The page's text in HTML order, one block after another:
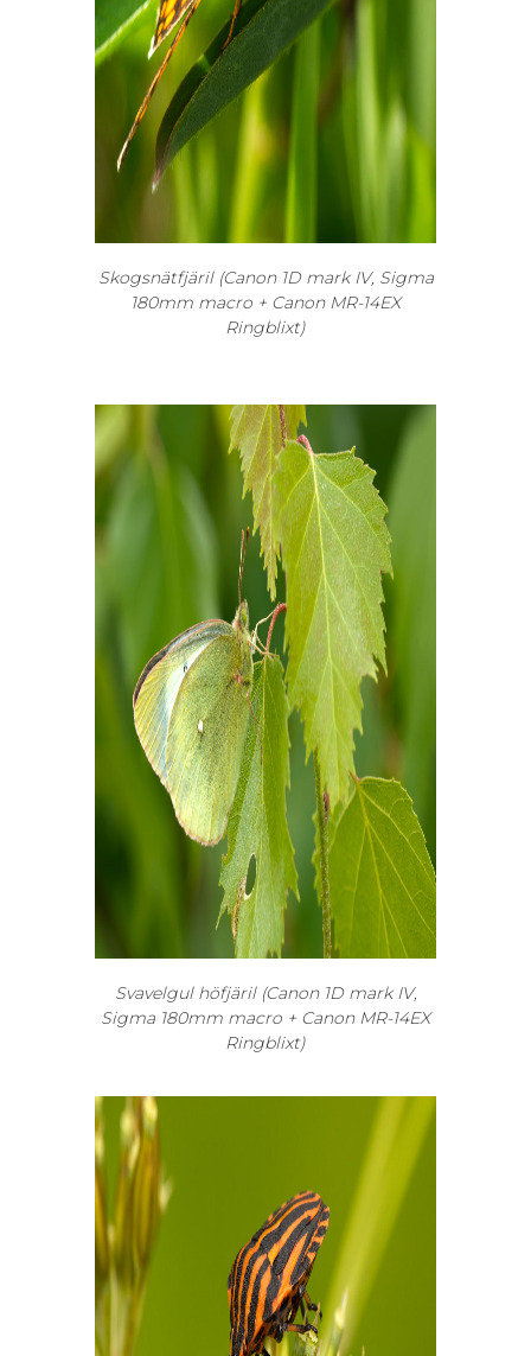
Skogsnätfjäril (Canon 1D mark IV, Sigma
180mm macro + Canon MR-14EX
Ringblixt)
Svavelgul höfjäril (Canon 1D mark IV,
Sigma 180mm macro + Canon MR-14EX
Ringblixt)